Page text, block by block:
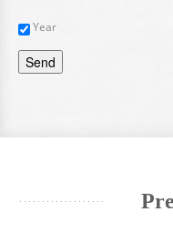
Year
Send